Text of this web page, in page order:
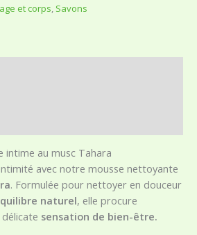
et corps, Savons
intime au musc Tahara
avec notre mousse nettoyante
. Formulée pour nettoyer en douceur
naturel, elle procure
sensation de bien-être.